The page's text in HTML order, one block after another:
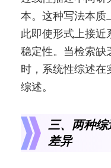
本。这种写法本质
此即使形式上接近
稳定性。当检索缺
时，系统性综述在
综述。
三、两种
差异